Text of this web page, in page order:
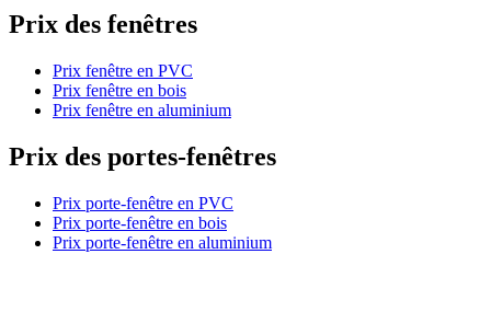
Prix des fenêtres
Prix fenêtre en PVC
Prix fenêtre en bois
Prix fenêtre en aluminium
Prix des portes-fenêtres
Prix porte-fenêtre en PVC
Prix porte-fenêtre en bois
Prix porte-fenêtre en aluminium